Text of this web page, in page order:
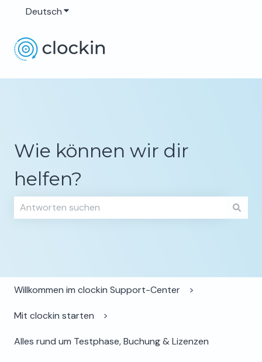
DeutschUntermenü für Übersetzungen anzeigen
Wie können wir dir
helfen?
Willkommen im clockin Support-Center
Mit clockin starten
Alles rund um Testphase, Buchung & Lizenzen